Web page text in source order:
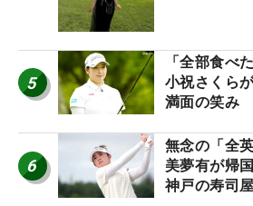
5
「全部食べ
小祝さくら
満面の笑み
6
無念の「全
美夢有が帰
神戸の寿司